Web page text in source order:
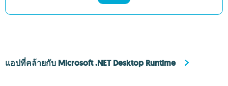
แอปที่คล้ายกับ Microsoft .NET Desktop Runtime